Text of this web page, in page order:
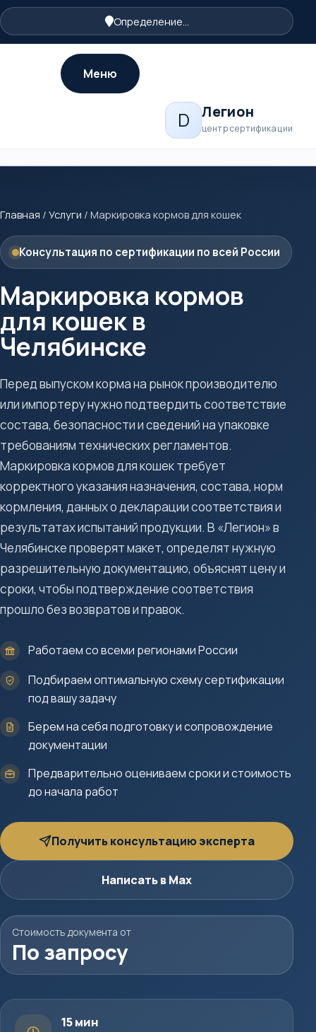
Определение...
D Легион
центр сертификации
Меню
Главная / Услуги / Маркировка кормов для кошек
Консультация по сертификации по всей России
Маркировка кормов
для кошек в
Челябинске
Перед выпуском корма на рынок производителю
или импортеру нужно подтвердить соответствие
состава, безопасности и сведений на упаковке
требованиям технических регламентов.
Маркировка кормов для кошек требует
корректного указания назначения, состава, норм
кормления, данных о декларации соответствия и
результатах испытаний продукции. В «Легион» в
Челябинске проверят макет, определят нужную
разрешительную документацию, объяснят цену и
сроки, чтобы подтверждение соответствия
прошло без возвратов и правок.
Работаем со всеми регионами России
Подбираем оптимальную схему сертификации
под вашу задачу
Берем на себя подготовку и сопровождение
документации
Предварительно оцениваем сроки и стоимость
до начала работ
Получить консультацию эксперта
Написать в Max
Стоимость документа от
По запросу
15 мин